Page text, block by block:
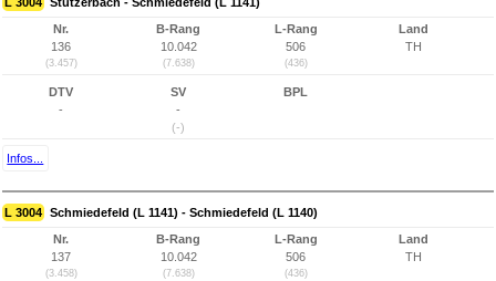
Nr.
136
(3.457)
B-Rang
10.042
(7.638)
L-Rang
506
(436)
Land
TH
DTV
-
SV
-
(-)
BPL
Infos...
L 3004 Schmiedefeld (L 1141) - Schmiedefeld (L 1140)
Nr.
137
(3.458)
B-Rang
10.042
(7.638)
L-Rang
506
(436)
Land
TH